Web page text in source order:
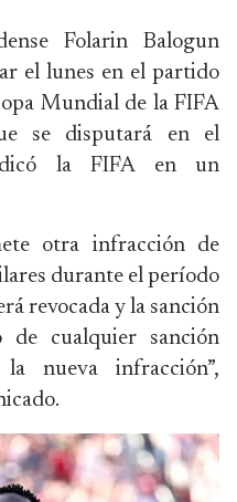
Folarin Balogun
el lunes en el partido
Mundial de la FIFA
se disputará en el
la FIFA en un
otra infracción de
durante el período
revocada y la sanción
de cualquier sanción
nueva infracción”,